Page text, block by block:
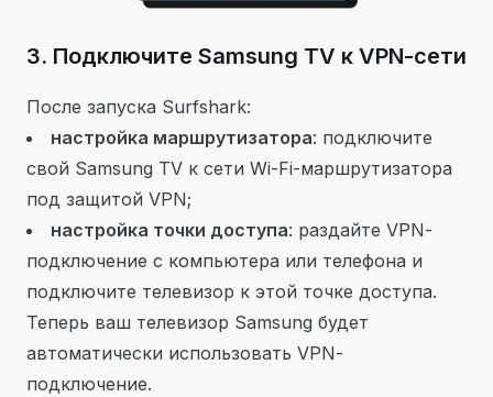
3. Подключите Samsung TV к VPN-сети
После запуска Surfshark:
настройка маршрутизатора: подключите
свой Samsung TV к сети Wi-Fi-маршрутизатора
под защитой VPN;
настройка точки доступа: раздайте VPN-
подключение с компьютера или телефона и
подключите телевизор к этой точке доступа.
Теперь ваш телевизор Samsung будет
автоматически использовать VPN-
подключение.